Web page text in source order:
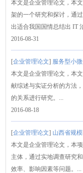
本文是企业管理论文，本
架的一个研究和探讨，通
出适合我国国情总结出 IT
2016-08-31
[企业管理论文] 服务型小
本文是企业管理论文，本
献综述与实证分析的方法
的关系进行研究。...
2016-08-18
[企业管理论文] 山西省规
本文是企业管理论文，本
主体，通过实地调查研究
效率、影响因素等问题。...